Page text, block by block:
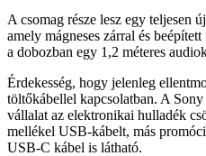
A csomag része lesz egy teljesen
amely mágneses zárral és
a dobozban egy 1,2 méteres
Érdekesség, hogy jelenleg
töltőkábellel kapcsolatban. A
vállalat az elektronikai hulladék
mellékel USB-kábelt, más
USB-C kábel is látható.